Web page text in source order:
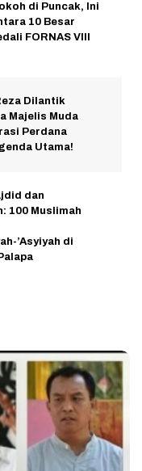
di Puncak, Ini
10 Besar
FORNAS VIII
Dilantik
Majelis Muda
Perdana
Utama!
dan
100 Muslimah
’Asyiyah di